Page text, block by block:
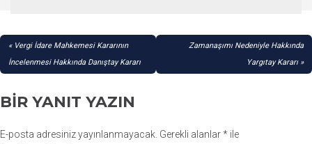
YAZI
GEZINMESI
Vergi İdare Mahkemesi Kararının
İncelenmesi Hakkında Danıştay Kararı
Zamanaşımı Nedeniyle Hakkında
Yargıtay Kararı
BIR YANIT YAZIN
E-posta adresiniz yayınlanmayacak. Gerekli alanlar* ile